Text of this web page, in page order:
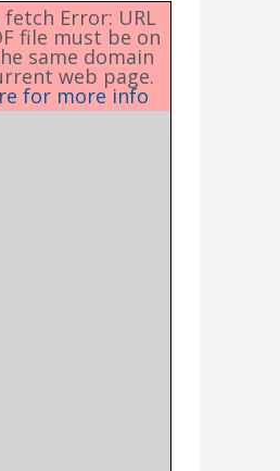
Error: URL
file must be on
same domain
web page.
for more info